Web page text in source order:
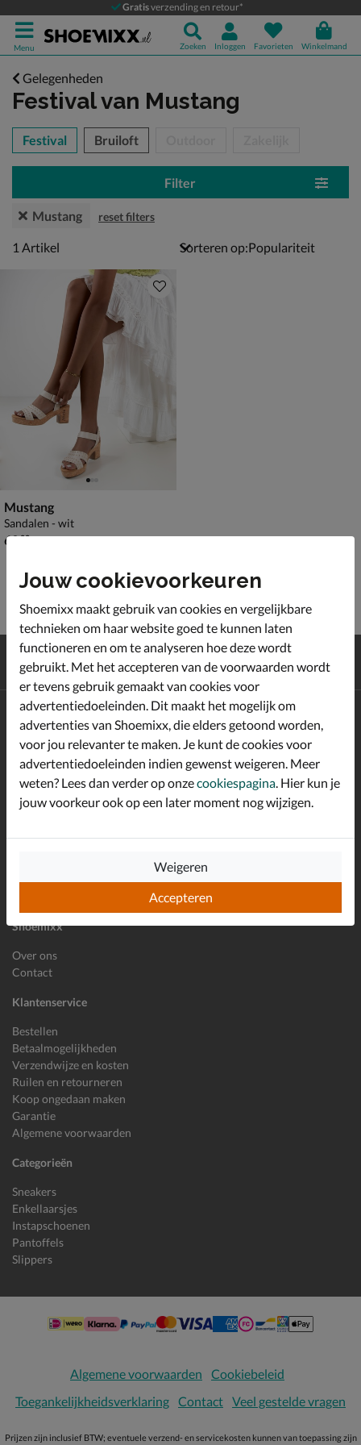
Gratisverzending en retour*
Menu Zoeken Inloggen Favorieten Winkelmand
Gelegenheden
Festivalvan Mustang
over
Festival Bruiloft
Filter
Mustang reset filters
1 artikel
1 Artikel Sorteren op:
Mustang
Sandalen - wit
€ 69,99
69,99
Gratisverzending en retour*
Achterafbetalen
Shoemixx
Over ons
Contact
Klantenservice
Bestellen
Betaalmogelijkheden
Verzendwijze en kosten
Ruilen en retourneren
Koop ongedaan maken
Garantie
Algemene voorwaarden
Categorieën
Sneakers
Enkellaarsjes
Instapschoenen
Pantoffels
Slippers
Altijd op de hoogte zijn?
Schrijf je in voor de Shoemixx nieuwsbrief en ontvang €10,-
welkomstkorting!*
E-mailadres
Algemene voorwaarden
Cookiebeleid
Toegankelijkheidsverklaring Contact Veel gestelde vragen
Prijzen zijn inclusief BTW; eventuele verzend- en servicekosten kunnen van toepassing zijn
Jouw cookievoorkeuren
Shoemixx maakt gebruik van cookies en vergelijkbare
technieken om haar website goed te kunnen laten
functioneren en om te analyseren hoe deze wordt
gebruikt. Met het accepteren van de voorwaarden wordt
er tevens gebruik gemaakt van cookies voor
advertentiedoeleinden. Dit maakt het mogelijk om
advertenties van Shoemixx, die elders getoond worden,
voor jou relevanter te maken. Je kunt de cookies voor
advertentiedoeleinden indien gewenst weigeren. Meer
weten? Lees dan verder op onzecookiespagina . Hier kun je
jouw voorkeur ook op een later moment nog wijzigen.
Accepteren
Weigeren